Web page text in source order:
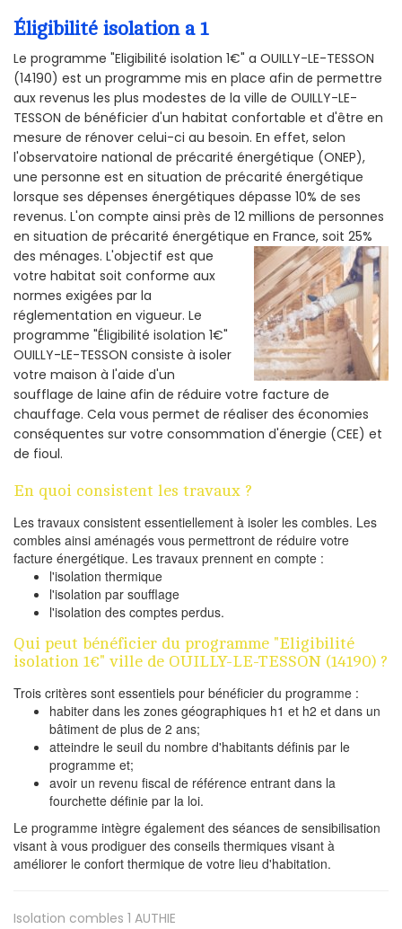
Éligibilité isolation a 1
Le programme "Eligibilité isolation 1€" a OUILLY-LE-TESSON
(14190) est un programme mis en place afin de permettre
aux revenus les plus modestes de la ville de OUILLY-LE-
TESSON de bénéficier d'un habitat confortable et d'être en
mesure de rénover celui-ci au besoin. En effet, selon
l'observatoire national de précarité énergétique (ONEP),
une personne est en situation de précarité énergétique
lorsque ses dépenses énergétiques dépasse 10% de ses
revenus. L'on compte ainsi près de 12 millions de personnes
en situation de précarité énergétique en France, soit 25%
des ménages. L'objectif est que
votre habitat soit conforme aux
normes exigées par la
réglementation en vigueur. Le
programme "Éligibilité isolation 1€"
OUILLY-LE-TESSON consiste à isoler
votre maison à l'aide d'un
soufflage de laine afin de réduire votre facture de
chauffage. Cela vous permet de réaliser des économies
conséquentes sur votre consommation d'énergie (CEE) et
de fioul.
En quoi consistent les travaux ?
Les travaux consistent essentiellement à isoler les combles. Les
combles ainsi aménagés vous permettront de réduire votre
facture énergétique. Les travaux prennent en compte :
l'isolation thermique
l'isolation par soufflage
l'isolation des comptes perdus.
Qui peut bénéficier du programme "Eligibilité
isolation 1€" ville de OUILLY-LE-TESSON (14190) ?
Trois critères sont essentiels pour bénéficier du programme :
habiter dans les zones géographiques h1 et h2 et dans un
bâtiment de plus de 2 ans;
atteindre le seuil du nombre d'habitants définis par le
programme et;
avoir un revenu fiscal de référence entrant dans la
fourchette définie par la loi.
Le programme intègre également des séances de sensibilisation
visant à vous prodiguer des conseils thermiques visant à
améliorer le confort thermique de votre lieu d'habitation.
Isolation combles 1 AUTHIE